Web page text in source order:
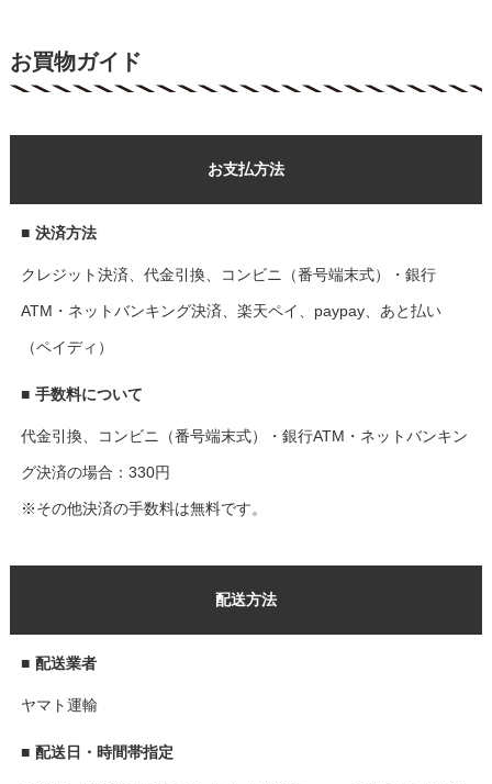
お買物ガイド
お支払方法
■ 決済方法
クレジット決済、代金引換、コンビニ（番号端末式）・銀行
ATM・ネットバンキング決済、楽天ペイ、paypay、あと払い
（ペイディ）
■ 手数料について
代金引換、コンビニ（番号端末式）・銀行ATM・ネットバンキン
グ決済の場合：330円
※その他決済の手数料は無料です。
配送方法
■ 配送業者
ヤマト運輸
■ 配送日・時間帯指定